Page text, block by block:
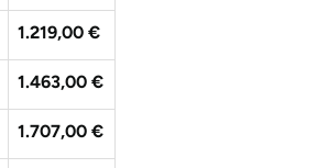
1.219,00 €
1.463,00 €
1.707,00 €